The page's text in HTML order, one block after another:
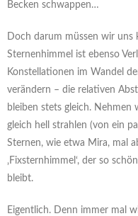
Becken schwappen…
Doch darum müssen wir uns
Sternenhimmel ist ebenso
Konstellationen im Wandel
verändern – die relativen
bleiben stets gleich. Nehmen
gleich hell strahlen (von ein
Sternen, wie etwa Mira, mal
‚Fixsternhimmel‘, der so
bleibt.
Eigentlich. Denn immer mal